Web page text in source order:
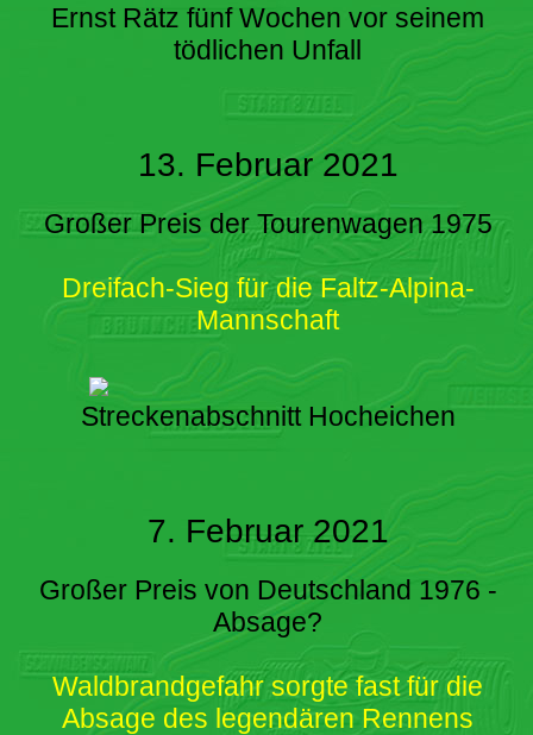
Ernst Rätz fünf Wochen vor seinem
tödlichen Unfall
13. Februar 2021
Großer Preis der Tourenwagen 1975
Dreifach-Sieg für die Faltz-Alpina-
Mannschaft
Streckenabschnitt Hocheichen
7. Februar 2021
Großer Preis von Deutschland 1976 -
Absage?
Waldbrandgefahr sorgte fast für die
Absage des legendären Rennens